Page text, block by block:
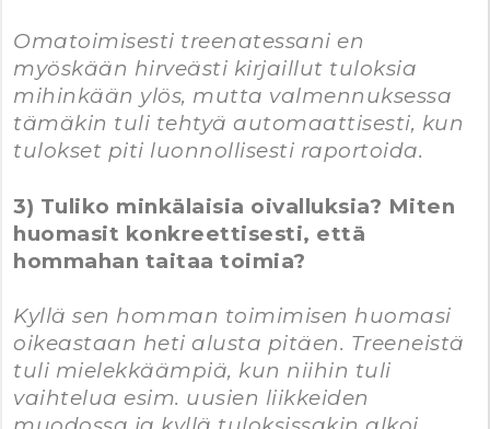
Omatoimisesti treenatessani en
myöskään hirveästi kirjaillut tuloksia
mihinkään ylös, mutta valmennuksessa
tämäkin tuli tehtyä automaattisesti, kun
tulokset piti luonnollisesti raportoida.
3) Tuliko minkälaisia oivalluksia? Miten
huomasit konkreettisesti, että
hommahan taitaa toimia?
Kyllä sen homman toimimisen huomasi
oikeastaan heti alusta pitäen. Treeneistä
tuli mielekkäämpiä, kun niihin tuli
vaihtelua esim. uusien liikkeiden